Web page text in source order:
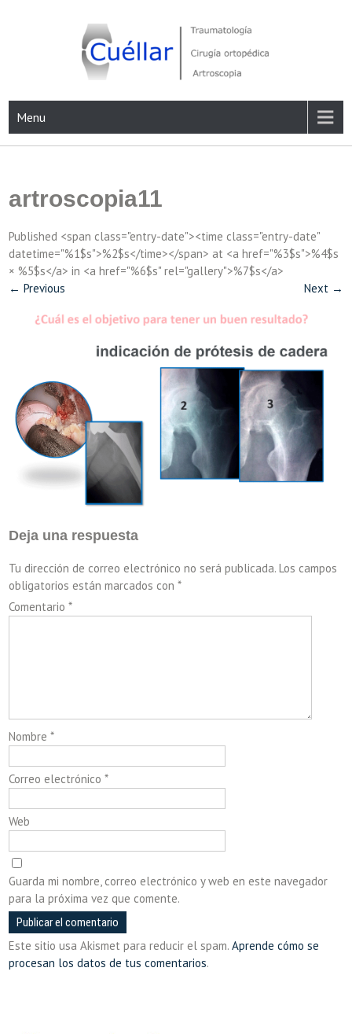
Menu
artroscopia11
Published <span class="entry-date"><time class="entry-date"
datetime="%1$s">%2$s</time></span> at <a href="%3$s">%4$s
× %5$s</a> in <a href="%6$s" rel="gallery">%7$s</a>
← Previous Next →
Deja una respuesta
Tu dirección de correo electrónico no será publicada. Los campos
obligatorios están marcados con*
Comentario*
Nombre*
Correo electrónico*
Web
Guarda mi nombre, correo electrónico y web en este navegador
para la próxima vez que comente.
Este sitio usa Akismet para reducir el spam.Aprende cómo se
procesan los datos de tus comentarios.